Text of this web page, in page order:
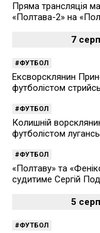
Пряма трансляція
«Полтава-2» на
7
ФУТБОЛ
Ексворсклянин
футболістом
ФУТБОЛ
Колишній
футболістом
ФУТБОЛ
«Полтаву» та
судитиме Сергій
5
ФУТБОЛ